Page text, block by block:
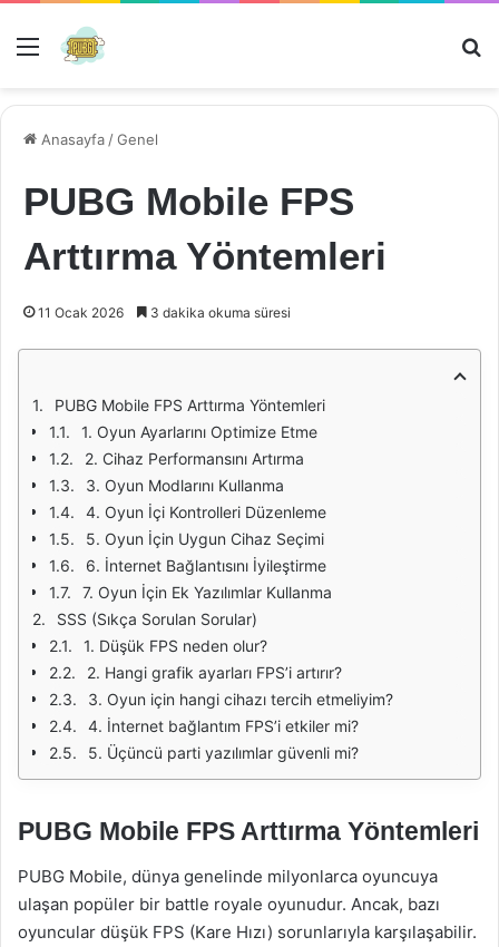
Menü
Anasayfa /Genel
PUBG Mobile FPS
Arttırma Yöntemleri
11 Ocak 2026 3 dakika okuma süresi
PUBG Mobile FPS Arttırma Yöntemleri
1. Oyun Ayarlarını Optimize Etme
2. Cihaz Performansını Artırma
3. Oyun Modlarını Kullanma
4. Oyun İçi Kontrolleri Düzenleme
5. Oyun İçin Uygun Cihaz Seçimi
6. İnternet Bağlantısını İyileştirme
7. Oyun İçin Ek Yazılımlar Kullanma
SSS (Sıkça Sorulan Sorular)
1. Düşük FPS neden olur?
2. Hangi grafik ayarları FPS’i artırır?
3. Oyun için hangi cihazı tercih etmeliyim?
4. İnternet bağlantım FPS’i etkiler mi?
5. Üçüncü parti yazılımlar güvenli mi?
PUBG Mobile FPS Arttırma Yöntemleri
PUBG Mobile, dünya genelinde milyonlarca oyuncuya
ulaşan popüler bir battle royale oyunudur. Ancak, bazı
oyuncular düşük FPS (Kare Hızı) sorunlarıyla karşılaşabilir.